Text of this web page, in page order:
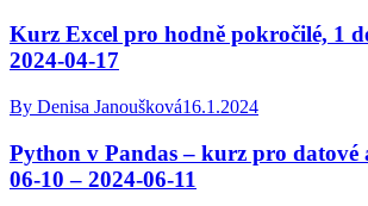
Kurz Excel pro hodně pokročilé, 1
2024-04-17
By Denisa Janoušková16.1.2024
Python v Pandas – kurz pro
06-10 – 2024-06-11